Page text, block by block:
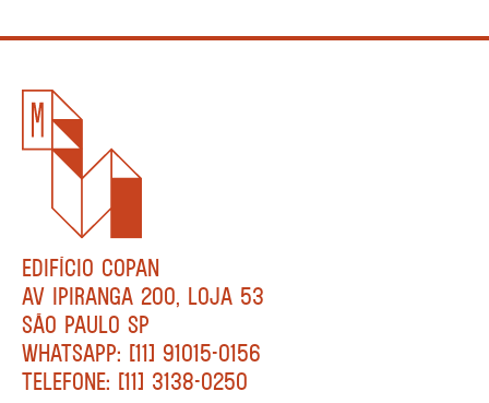
EDIFÍCIO COPAN
AV IPIRANGA 200, LOJA 53
SÃO PAULO SP
WHATSAPP: [11] 91015-0156
TELEFONE: [11] 3138-0250